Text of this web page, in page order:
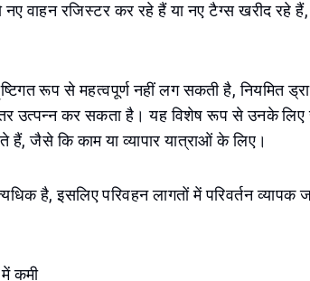
नए वाहन रजिस्टर कर रहे हैं या नए टैग्स खरीद रहे
रूप से महत्वपूर्ण नहीं लग सकती है, नियमित
उत्पन्न कर सकता है। यह विशेष रूप से उनके लिए
जैसे कि काम या व्यापार यात्राओं के लिए।
है, इसलिए परिवहन लागतों में परिवर्तन व्यापक
कमी